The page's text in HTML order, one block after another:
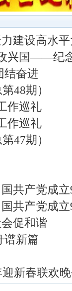
建设高水
兴国——纪
奋进
48期）
作巡礼
作巡礼
47期）
共产党成
共产党成
促和谐
谱新篇
新春联欢